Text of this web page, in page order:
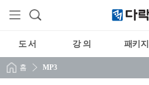
도 서 강 의 패키지
홈 MP3